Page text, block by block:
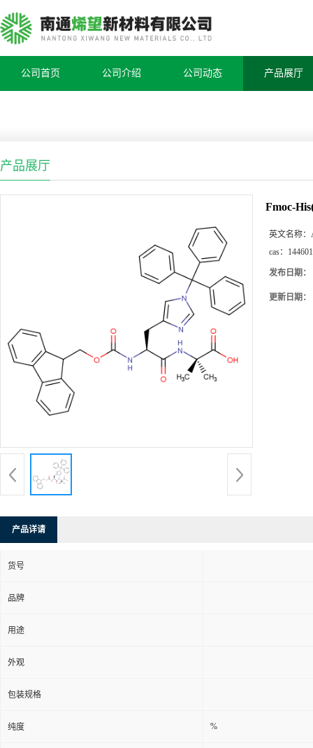
公司首页 公司介绍 公司动态 产品展厅
产品展厅
Fmoc-
英文名称：
cas：
发布日期：
更新日期：
产品详请
货号
品牌
用途
外观
包装规格
纯度 %